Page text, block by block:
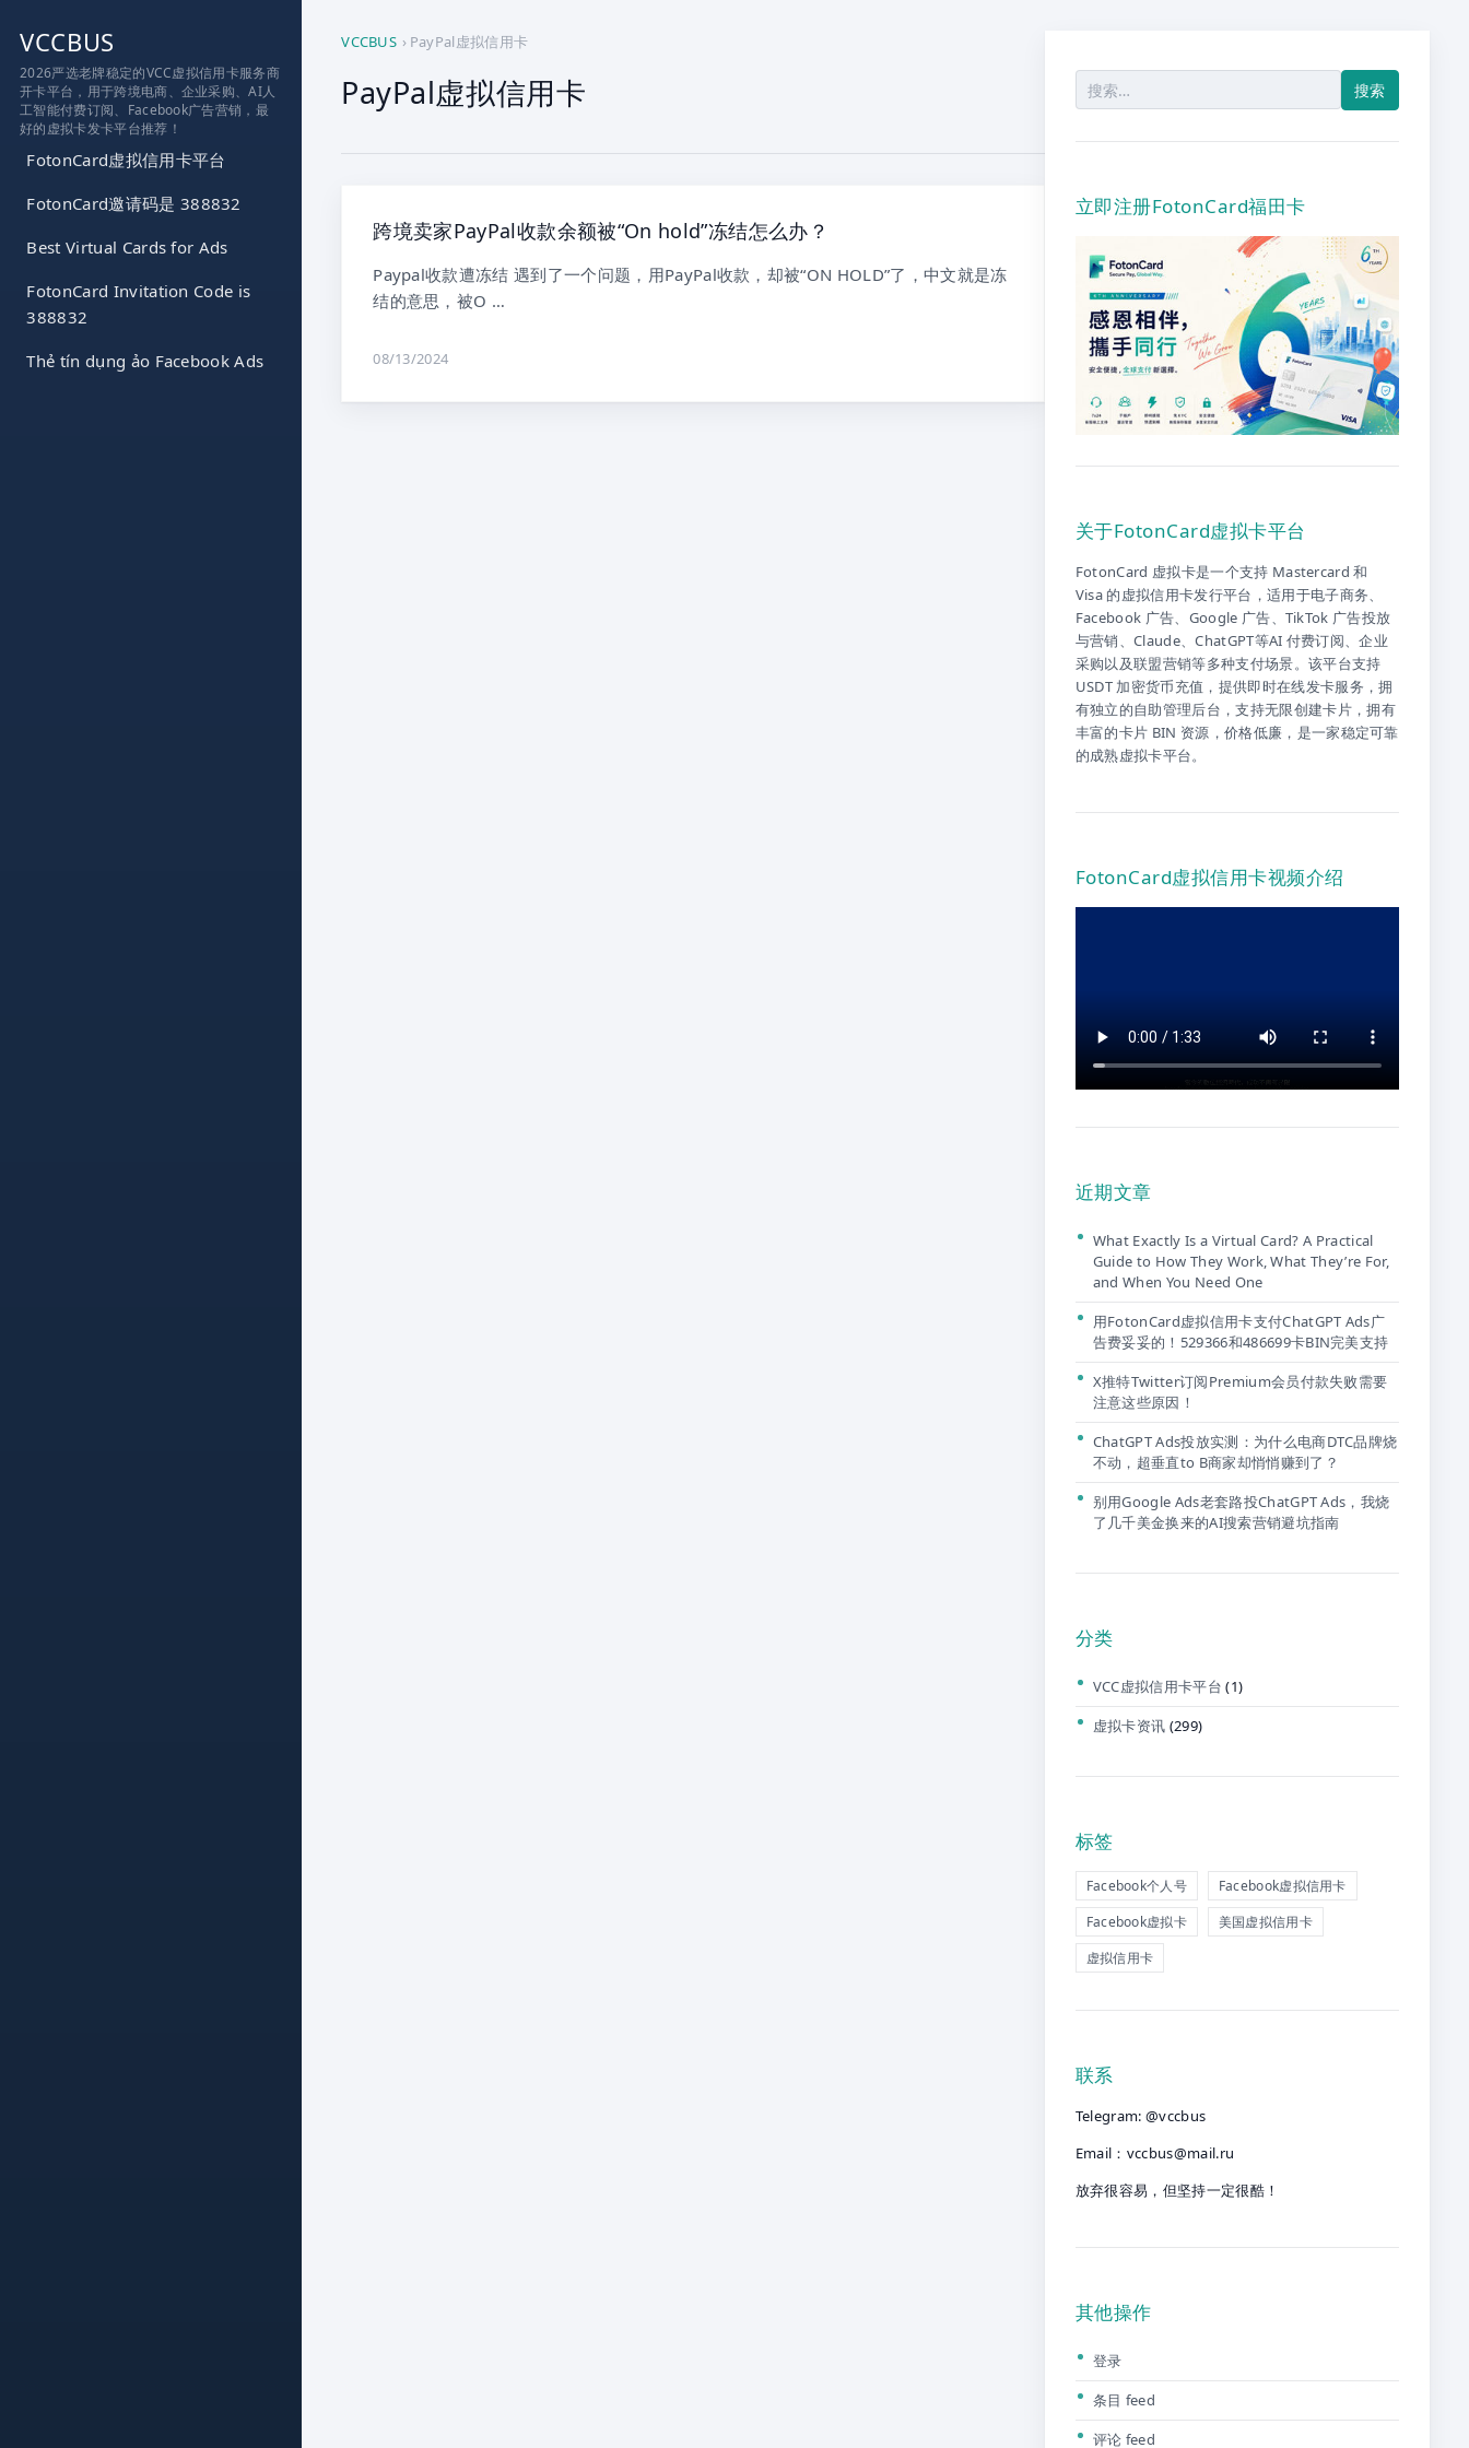
VCCBUS
2026严选老牌稳定的VCC虚拟信用卡服务商
开卡平台，用于跨境电商、企业采购、AI人
工智能付费订阅、Facebook广告营销，最
好的虚拟卡发卡平台推荐！
FotonCard虚拟信用卡平台
FotonCard邀请码是 388832
Best Virtual Cards for Ads
FotonCard Invitation Code is
388832
Thẻ tín dụng ảo Facebook Ads
VCCBUS › PayPal虚拟信用卡
PayPal虚拟信用卡
跨境卖家PayPal收款余额被“On hold”冻结怎么办？
Paypal收款遭冻结 遇到了一个问题，用PayPal收款，却被“ON HOLD”了，中文就是冻
结的意思，被O …
08/13/2024
索：
立即注册FotonCard福田卡
关于FotonCard虚拟卡平台
FotonCard 虚拟卡是一个支持 Mastercard 和
Visa 的虚拟信用卡发行平台，适用于电子商务、
Facebook 广告、Google 广告、TikTok 广告投放
与营销、Claude、ChatGPT等AI 付费订阅、企业
采购以及联盟营销等多种支付场景。该平台支持
USDT 加密货币充值，提供即时在线发卡服务，拥
有独立的自助管理后台，支持无限创建卡片，拥有
丰富的卡片 BIN 资源，价格低廉，是一家稳定可靠
的成熟虚拟卡平台。
FotonCard虚拟信用卡视频介绍
近期文章
What Exactly Is a Virtual Card? A Practical
Guide to How They Work, What They’re For,
and When You Need One
用FotonCard虚拟信用卡支付ChatGPT Ads广
告费妥妥的！529366和486699卡BIN完美支持
X推特Twitter订阅Premium会员付款失败需要
注意这些原因！
ChatGPT Ads投放实测：为什么电商DTC品牌烧
不动，超垂直to B商家却悄悄赚到了？
别用Google Ads老套路投ChatGPT Ads，我烧
了几千美金换来的AI搜索营销避坑指南
分类
VCC虚拟信用卡平台 (1)
虚拟卡资讯 (299)
标签
Facebook个人号
Facebook虚拟信用卡
Facebook虚拟卡
美国虚拟信用卡
虚拟信用卡
联系
Telegram: @vccbus
Email： vccbus@mail.ru
放弃很容易，但坚持一定很酷！
其他操作
登录
条目 feed
评论 feed